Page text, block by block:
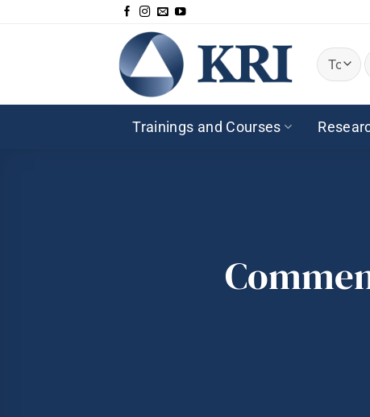
Trainings and Courses